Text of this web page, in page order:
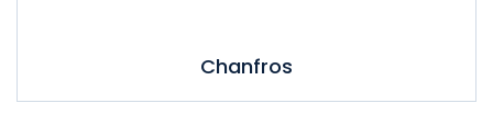
Chanfros